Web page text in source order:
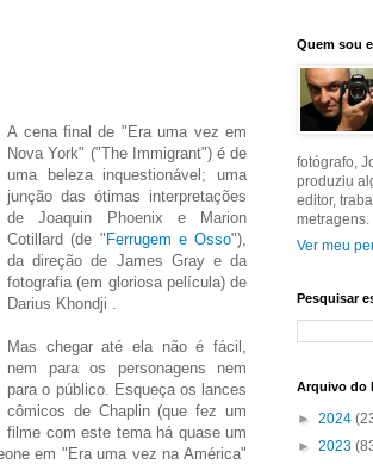
A cena final de "Era uma vez em
Nova York" ("The Immigrant") é de
uma beleza inquestionável; uma
junção das ótimas interpretações
de Joaquin Phoenix e Marion
Cotillard (de "Ferrugem e Osso"),
da direção de James Gray e da
fotografia (em gloriosa película) de
Darius Khondji .
Mas chegar até ela não é fácil,
nem para os personagens nem
para o público. Esqueça os lances
cômicos de Chaplin (que fez um
filme com este tema há quase um
em "Era uma vez na América"
Quem sou
fotógrafo,
produziu
editor,
metragens.
Ver meu
Pesquisar
Arquivo do
► 2024
► 2023